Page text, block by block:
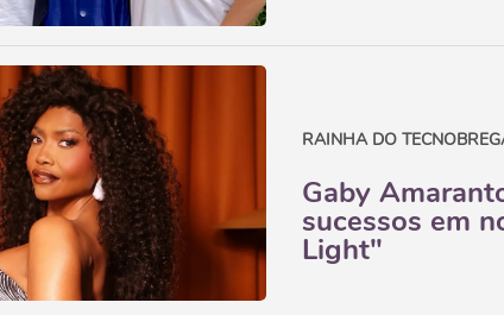
RAINHA DO
Gaby
sucessos em
Light"